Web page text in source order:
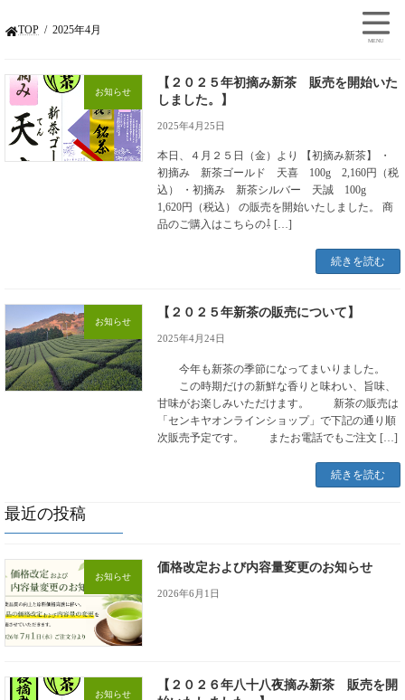
TOP 2025年4月
お知らせ
【２０２５年初摘み新茶 販売を開始いた
しました。】
2025年4月25日
本日、４月２５日（金）より 【初摘み新茶】 ・
初摘み 新茶ゴールド 天喜 100g 2,160円（税
込） ・初摘み 新茶シルバー 天誠 100g
1,620円（税込） の販売を開始いたしました。 商
品のご購入はこちらの⇩ […]
続きを読む
お知らせ
【２０２５年新茶の販売について】
2025年4月24日
今年も新茶の季節になってまいりました。
この時期だけの新鮮な香りと味わい、旨味、
甘味がお楽しみいただけます。 新茶の販売は
「センキヤオンラインショップ」で下記の通り順
次販売予定です。 またお電話でもご注文 […]
続きを読む
最近の投稿
お知らせ
価格改定および内容量変更のお知らせ
2026年6月1日
お知らせ
【２０２６年八十八夜摘み新茶 販売を開